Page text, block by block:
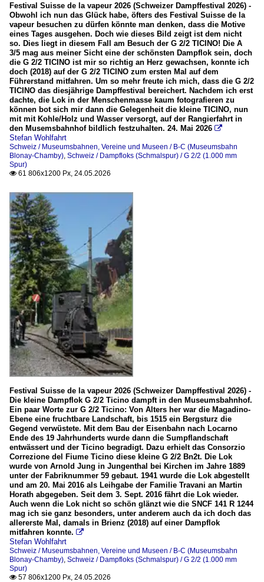
Festival Suisse de la vapeur 2026 (Schweizer Dampffestival 2026) -
Obwohl ich nun das Glück habe, öfters des Festival Suisse de la
vapeur besuchen zu dürfen könnte man denken, dass die Motive
eines Tages ausgehen. Doch wie dieses Bild zeigt ist dem nicht
so. Dies liegt in diesem Fall am Besuch der G 2/2 TICINO! Die A
3/5 mag aus meiner Sicht eine der schönsten Dampflok sein, doch
die G 2/2 TICINO ist mir so richtig an Herz gewachsen, konnte ich
doch (2018) auf der G 2/2 TICINO zum ersten Mal auf dem
Führerstand mitfahren. Um so mehr freute ich mich, dass die G 2/2
TICINO das diesjährige Dampffestival bereichert. Nachdem ich erst
dachte, die Lok in der Menschenmasse kaum fotografieren zu
können bot sich mir dann die Gelegenheit die kleine TICINO, nun
mit mit Kohle/Holz und Wasser versorgt, auf der Rangierfahrt in
den Musemsbahnhof bildlich festzuhalten. 24. Mai 2026 
Stefan Wohlfahrt
Schweiz / Museumsbahnen, Vereine und Museen / B-C (Museumsbahn
Blonay-Chamby) Schweiz / Dampfloks (Schmalspur) / G 2/2 (1.000 mm
Spur)
 61 806x1200 Px, 24.05.2026
Festival Suisse de la vapeur 2026 (Schweizer Dampffestival 2026) -
Die kleine Dampflok G 2/2 Ticino dampft in den Museumsbahnhof.
Ein paar Worte zur G 2/2 Ticino: Von Alters her war die Magadino-
Ebene eine fruchtbare Landschaft, bis 1515 ein Bergsturz die
Gegend verwüstete. Mit dem Bau der Eisenbahn nach Locarno
Ende des 19 Jahrhunderts wurde dann die Sumpflandschaft
entwässert und der Ticino begradigt. Dazu erhielt das Consorzio
Correzione del Fiume Ticino diese kleine G 2/2 Bn2t. Die Lok
wurde von Arnold Jung in Jungenthal bei Kirchen im Jahre 1889
unter der Fabriknummer 59 gebaut. 1941 wurde die Lok abgestellt
und am 20. Mai 2016 als Leihgabe der Familie Travani an Martin
Horath abgegeben. Seit dem 3. Sept. 2016 fährt die Lok wieder.
Auch wenn die Lok nicht so schön glänzt wie die SNCF 141 R 1244
mag ich sie ganz besonders, unter anderem auch da ich doch das
allererste Mal, damals in Brienz (2018) auf einer Dampflok
mitfahren konnte. 
Stefan Wohlfahrt
Schweiz / Museumsbahnen, Vereine und Museen / B-C (Museumsbahn
Blonay-Chamby) Schweiz / Dampfloks (Schmalspur) / G 2/2 (1.000 mm
Spur)
 57 806x1200 Px, 24.05.2026